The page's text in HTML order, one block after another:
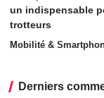
un indispensable
trotteurs
Mobilité &
Derniers